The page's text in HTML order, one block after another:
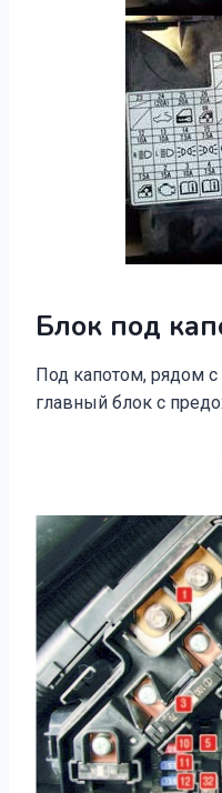
Блок под
Под капотом, рядом
главный блок с